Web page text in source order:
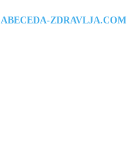
ABECEDA-ZDRAVLJA.COM